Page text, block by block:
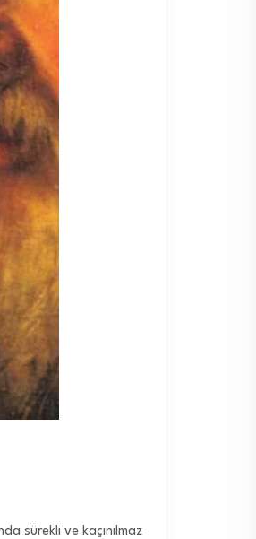
sürekli ve kaçınılmaz